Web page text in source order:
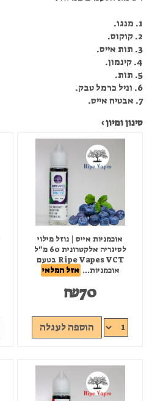
1. מנגו.
2. קוקוס.
3. תות אייס.
4. קינמון.
5. תות.
6. וניל כרמל טבק.
7. אבטיח אייס.
סינון ומיון ›
אוכמניות אייס | נוזל מילוי
לסיגריה אלקטרונית 60 מ"ל
Ripe Vapes VCT בטעם
אוכמניות... אזל המלאי
₪70
הוספה לעגלה